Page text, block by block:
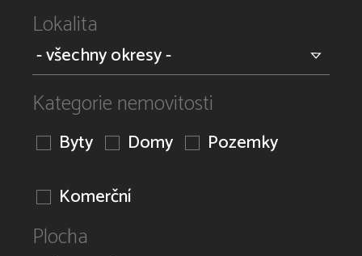
Lokalita
Kategorie nemovitosti
Byty Domy
Pozemky
Komerční
Plocha